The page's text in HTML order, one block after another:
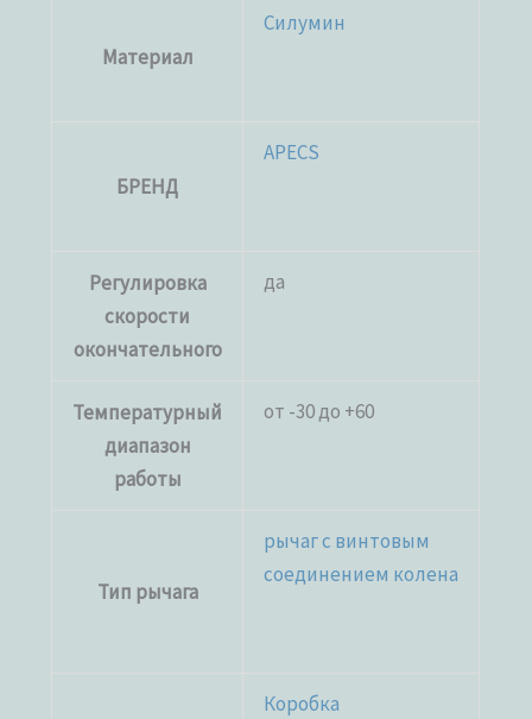
Материал
Силумин
БРЕНД
APECS
Регулировка
скорости
окончательного
да
Температурный
диапазон
работы
от -30 до +60
Тип рычага
рычаг с винтовым
соединением колена
Коробка